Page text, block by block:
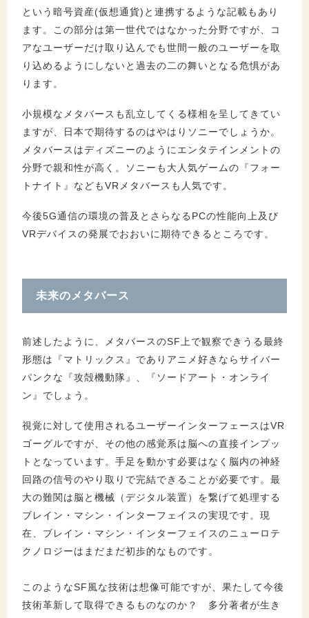
という暗号資産(仮想通貨)と連携するような記載もあり
ます。この部分は第一世代ではなかった分野ですが、コ
アなユーザーだけ取り込んでも世間一般のユーザーを取
り込めるようにしないと過去の二の舞いとなる危惧があ
ります。
小規模なメタバースも乱立してくる様相を呈してきてい
ますが、日本で期待するのはやはりソニーでしょうか。
メタバースはディズニーのようにエンタテインメントの
分野で親和性が高く。ソニーも大人気ゲームの『フォー
トナイト』などもVRメタバースも人気です。
今後5G通信の環境の普及とさらなるPCの性能向上及び
VRデバイスの発展でおおいに期待できるところです。
未来のメタバース
前述したように、メタバースのSF上で観察できうる最終
形態は『マトリックス』でありアニメ好きならサイバー
パンクな『攻殻機動隊』、『ソードアート・オンライ
ン』でしょう。
視覚に対して使用されるユーザーインターフェースはVR
ゴーグルですが、その他の感覚系は脳への直接インプッ
トとなっています。手足を動かす必要はなく脳内の神経
回路の信号のやり取りで完結できることが必要です。最
大の難関は脳と機械（デジタル装置）を繋げて処理する
ブレイン・マシン・インターフェイスの実現です。現
在、ブレイン・マシン・インターフェイスのニューロテ
クノロジーはまだまだ初歩的なものです。
このようなSF風な技術は想像可能ですが、果たして今後
技術革新して取得できるものなのか？ 多分著者が生き